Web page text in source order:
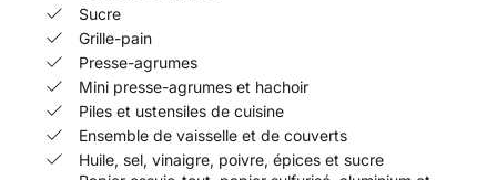
Sucre
Grille-pain
Presse-agrumes
Mini presse-agrumes et hachoir
Piles et ustensiles de cuisine
Ensemble de vaisselle et de couverts
Huile, sel, vinaigre, poivre, épices et sucre